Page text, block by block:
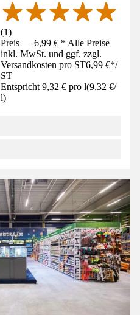
(1)
Preis — 6,99 € * Alle Preise
inkl. MwSt. und ggf. zzgl.
Versandkosten pro ST6,99 €*/
ST
Entspricht 9,32 € pro l(9,32 €/
l)